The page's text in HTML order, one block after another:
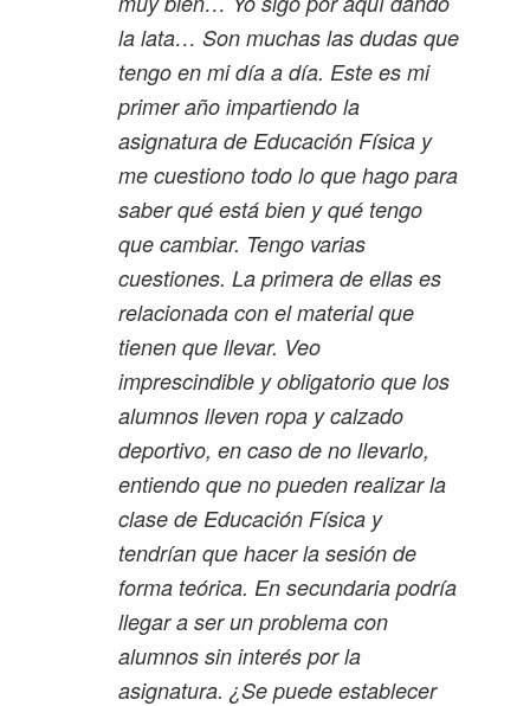
la lata… Son muchas las dudas que
tengo en mi día a día. Este es mi
primer año impartiendo la
asignatura de Educación Física y
me cuestiono todo lo que hago para
saber qué está bien y qué tengo
que cambiar. Tengo varias
cuestiones. La primera de ellas es
relacionada con el material que
tienen que llevar. Veo
imprescindible y obligatorio que los
alumnos lleven ropa y calzado
deportivo, en caso de no llevarlo,
entiendo que no pueden realizar la
clase de Educación Física y
tendrían que hacer la sesión de
forma teórica. En secundaria podría
llegar a ser un problema con
alumnos sin interés por la
asignatura. ¿Se puede establecer